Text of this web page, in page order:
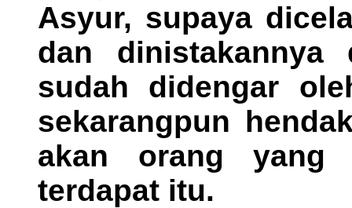
Asyur, supaya
dan dinistakannya
sudah didengar
sekarangpun
akan orang
terdapat itu.